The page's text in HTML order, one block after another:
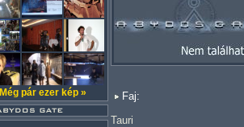
Még pár ezer kép »
Faj:
Tauri